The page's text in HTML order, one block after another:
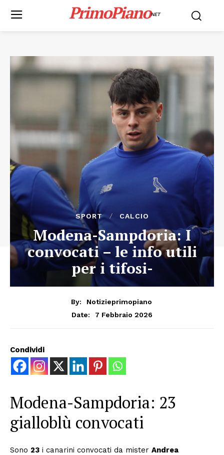
PrimoPianoNET
SPORT CALCIO
Modena-Sampdoria: I
convocati – le info utili
per i tifosi-
By:
Notizieprimopiano
Date:
7 Febbraio 2026
Condividi
Modena-Sampdoria: 23
gialloblù convocati
Sono 23 i canarini convocati da mister Andrea